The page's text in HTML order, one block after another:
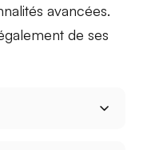
avancées.
de ses